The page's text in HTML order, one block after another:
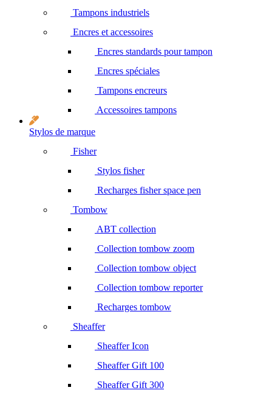
Tampons industriels
Encres et accessoires
Encres standards pour tampon
Encres spéciales
Tampons encreurs
Accessoires tampons
Stylos de marque
Fisher
Stylos fisher
Recharges fisher space pen
Tombow
ABT collection
Collection tombow zoom
Collection tombow object
Collection tombow reporter
Recharges tombow
Sheaffer
Sheaffer Icon
Sheaffer Gift 100
Sheaffer Gift 300